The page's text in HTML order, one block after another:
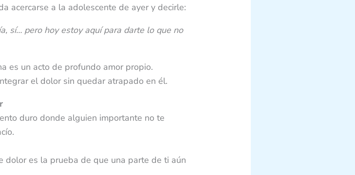
acercarse a la adolescente de ayer y decirle:
sí… pero hoy estoy aquí para darte lo que no
es un acto de profundo amor propio.
el dolor sin quedar atrapado en él.
duro donde alguien importante no te
dolor es la prueba de que una parte de ti aún